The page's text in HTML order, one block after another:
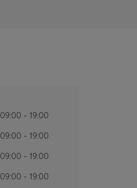
09:00 - 19:00
09:00 - 19:00
09:00 - 19:00
09:00 - 19:00